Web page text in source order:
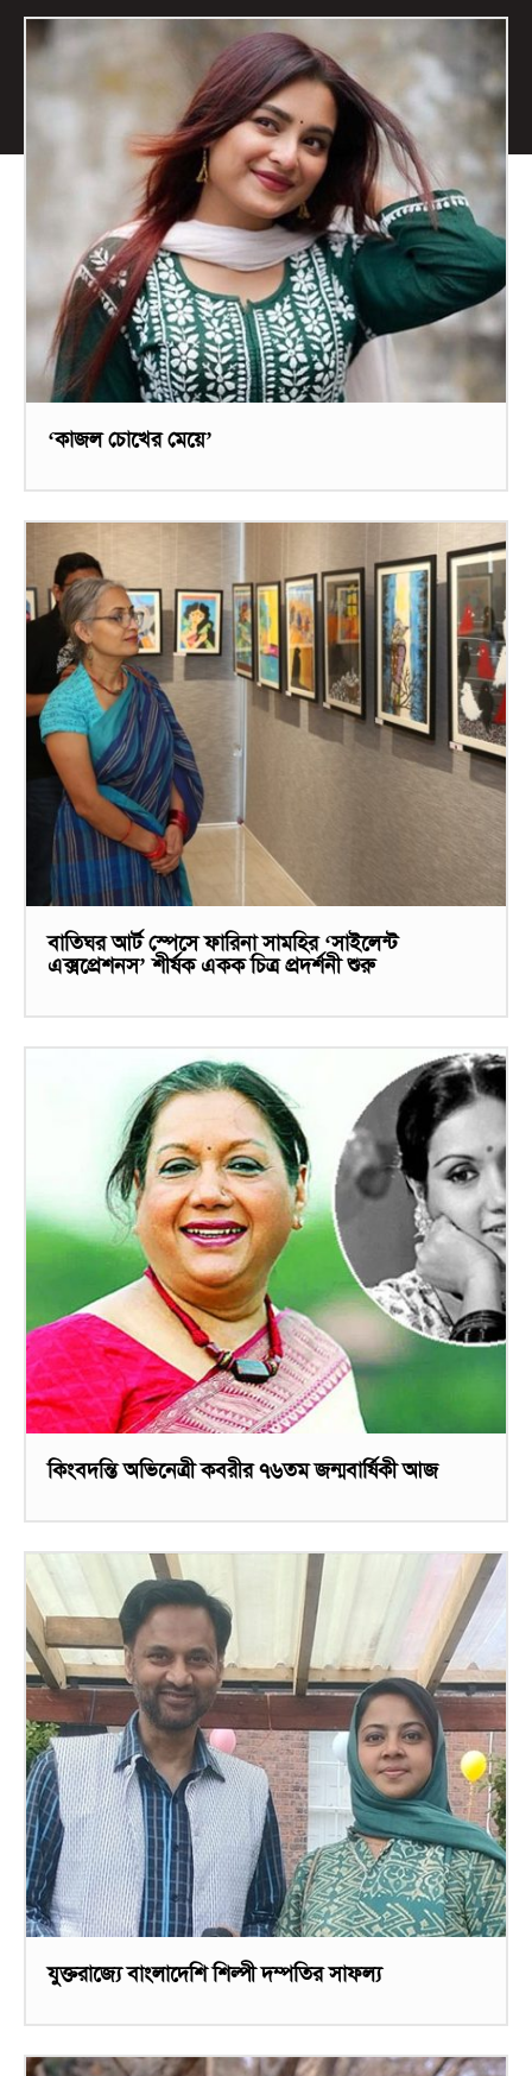
‘কাজল চোখের মেয়ে’
বাতিঘর আর্ট স্পেসে ফারিনা সামহির ‘সাইলেন্ট
এক্সপ্রেশনস’ শীর্ষক একক চিত্র প্রদর্শনী শুরু
কিংবদন্তি অভিনেত্রী কবরীর ৭৬তম জন্মবার্ষিকী আজ
যুক্তরাজ্যে বাংলাদেশি শিল্পী দম্পতির সাফল্য